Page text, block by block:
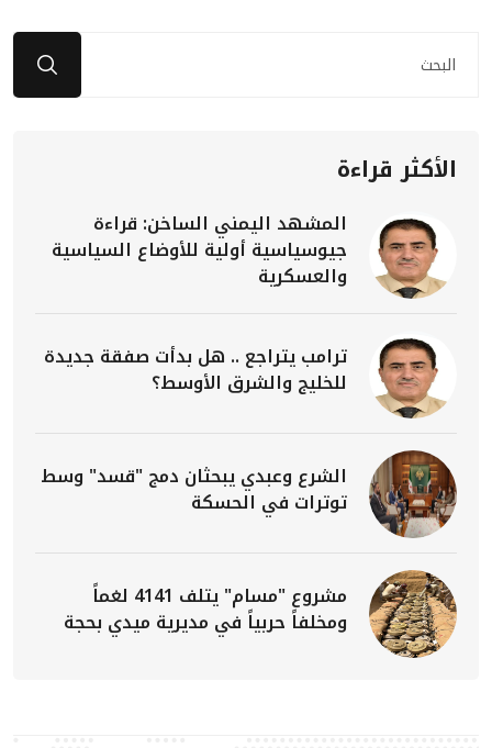
الأكثر قراءة
المشهد اليمني الساخن: قراءة
جيوسياسية أولية للأوضاع السياسية
والعسكرية
ترامب يتراجع .. هل بدأت صفقة جديدة
للخليج والشرق الأوسط؟
الشرع وعبدي يبحثان دمج "قسد" وسط
توترات في الحسكة
مشروع "مسام" يتلف 4141 لغماً
ومخلفاً حربياً في مديرية ميدي بحجة